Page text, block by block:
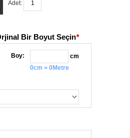
Adet:
Bir Boyut Seçin*
Boy:
cm
0cm = 0Metre